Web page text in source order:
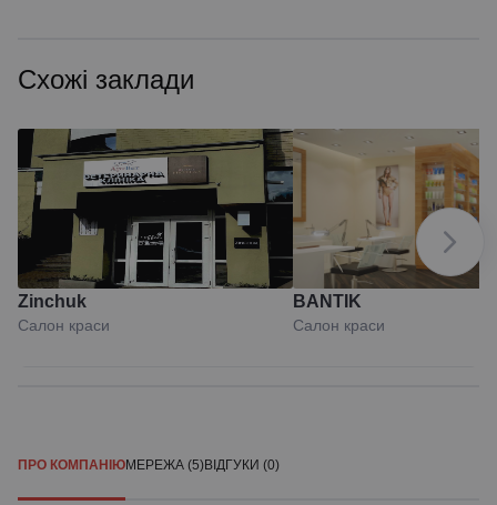
Схожі заклади
Zinchuk
Салон краси
BANTIK
Салон краси
ПРО КОМПАНІЮМЕРЕЖА (5)ВІДГУКИ (0)